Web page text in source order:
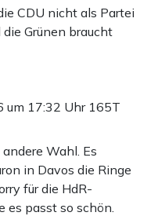
CDU nicht als Partei
Grünen braucht
um 17:32 Uhr 165T
Wahl. Es
in Davos die Ringe
für die HdR-
es passt so schön.